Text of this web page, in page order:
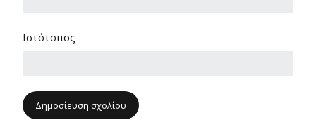
Ιστότοπος